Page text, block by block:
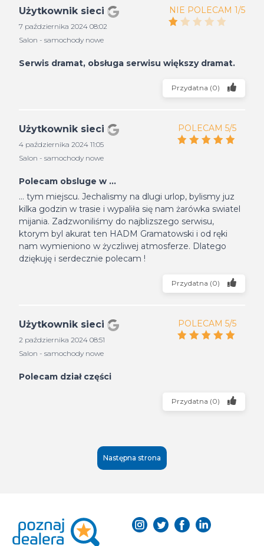
Użytkownik sieci
7 października 2024 08:02
Salon - samochody nowe
NIE POLECAM 1/5
Serwis dramat, obsługa serwisu większy dramat.
Przydatna (0)
Użytkownik sieci
4 października 2024 11:05
Salon - samochody nowe
POLECAM 5/5
Polecam obsluge w ...
... tym miejscu. Jechalismy na dlugi urlop, bylismy juz
kilka godzin w trasie i wypaliła się nam żarówka swiatel
mijania. Zadzwoniliśmy do najblizszego serwisu,
ktorym byl akurat ten HADM Gramatowski i od ręki
nam wymieniono w życzliwej atmosferze. Dlatego
dziękuję i serdecznie polecam !
Przydatna (0)
Użytkownik sieci
2 października 2024 08:51
Salon - samochody nowe
POLECAM 5/5
Polecam dział części
Przydatna (0)
Następna strona